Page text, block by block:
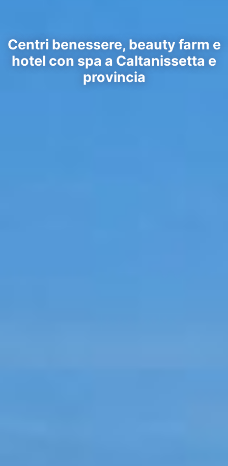
Centri benessere, beauty farm e
hotel con spa a Caltanissetta e
provincia